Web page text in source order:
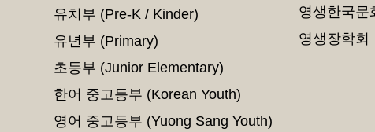
영생교회 목사님과 성도님들께.....
유치부 (Pre-K / Kinder)
유년부 (Primary)
초등부 (Junior Elementary)
한어 중고등부 (Korean Youth)
영어 중고등부 (Yuong Sang Youth)
영생한국문
영생장학회